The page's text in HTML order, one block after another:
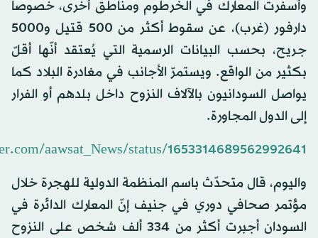
وأسفرت المعارك في الخرطوم ومناطق أخرى، خصوصاً
دارفور (غرب)، عن سقوط أكثر من 500 قتيل و5000
جريح، بحسب البيانات الرسمية التي يُعتقد أنّها أقلّ
بكثير من الواقع. ويستمرّ الأجانب في مغادرة البلاد كما
يواصل السودانيون بالآلاف النزوح داخل بلدهم أو الفرار
إلى الدول المجاورة.
aawsat_News/status/1653314689562992641
واليوم، قال متحدّث باسم المنظمة الدولية للهجرة خلال
مؤتمر صحافي دوري في جنيف إنّ المعارك الدائرة في
السودان أجبرت أكثر من 334 ألف شخص على النزوح